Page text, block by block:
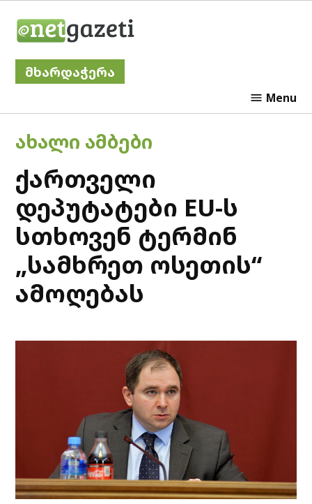
მხარდაჭერა
Menu
POSTED
IN
ᲐᲮᲐᲚᲘ ᲐᲛᲑᲔᲑᲘ
ქართველი
დეპუტატები EU-ს
სთხოვენ ტერმინ
„სამხრეთ ოსეთის“
ამოღებას